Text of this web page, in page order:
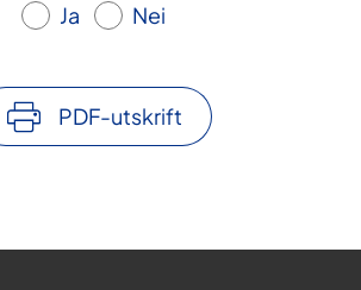
Ja Nei
PDF-utskrift